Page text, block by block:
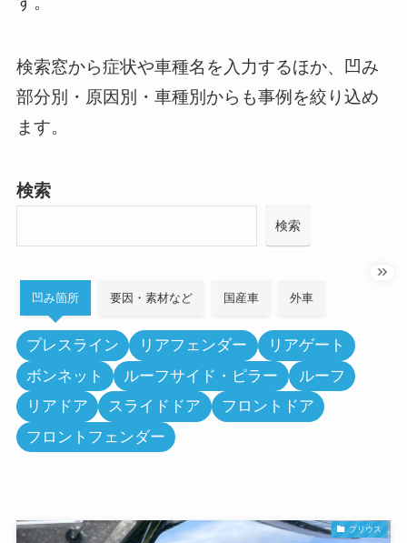
検索窓から症状や車種名を入力するほか、凹み
部分別・原因別・車種別からも事例を絞り込め
ます。
検索
検索
凹み箇所 要因・素材など 国産車 外車
プレスライン リアフェンダー
リアゲート
ボンネット
ルーフサイド・ピラー
ルーフ
リアドア
スライドドア
フロントドア
フロントフェンダー
プリウス